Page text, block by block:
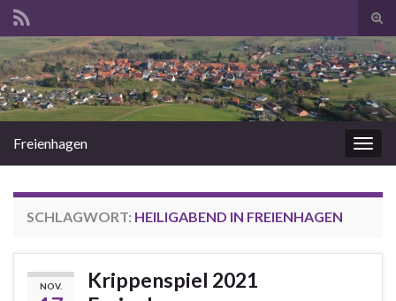
Search for:
Freienhagen
SCHLAGWORT: HEILIGABEND IN FREIENHAGEN
NOV.
Krippenspiel 2021